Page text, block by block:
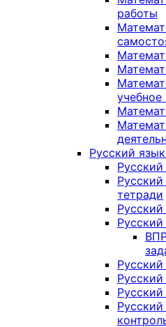
работы
учебное
Русский
тетради